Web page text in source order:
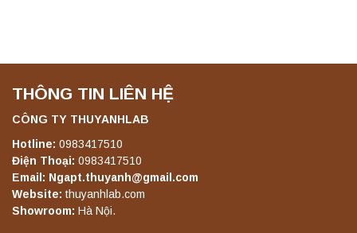
THÔNG TIN LIÊN HỆ
CÔNG TY THUYANHLAB
Hotline: 0983417510
Điện Thoại: 0983417510
Email: Ngapt.thuyanh@gmail.com
Website: thuyanhlab.com
Showroom: Hà Nội.